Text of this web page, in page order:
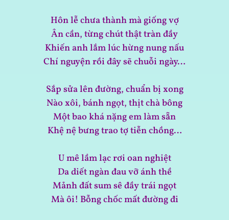
Hôn lễ chưa thành mà giống vợ
Ân cần, từng chút thật tràn đầy
Khiến anh lắm lúc hừng nung nấu
Chí nguyện rồi đây sẽ chuỗi ngày…
Sắp sửa lên đường, chuẩn bị xong
Nào xôi, bánh ngọt, thịt chà bông
Một bao khá nặng em làm sẵn
Khệ nệ bưng trao tợ tiễn chồng…
U mê lầm lạc rơi oan nghiệt
Da diết ngàn đau vỡ ánh thề
Mảnh đất sum sê đầy trái ngọt
Mà ôi! Bỗng chốc mất đường đi